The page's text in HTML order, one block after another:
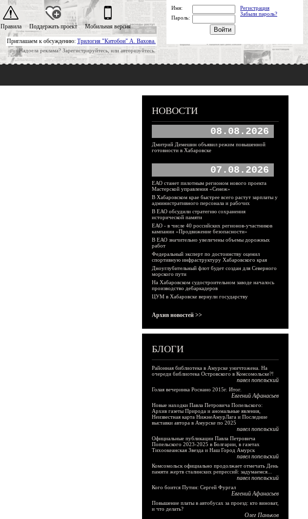
Приглашаем к обсуждению: Трилогия "Китобои" А. Вахова.
Надоела реклама? Зарегистрируйтесь, или авторизуйтесь.
Правила Поддержать проект Мобильная версия
Имя:
Регистрация
Забыли пароль?
Пароль:
НОВОСТИ
08.08.2026
Дмитрий Демешин объявил режим повышенной
готовности в Хабаровске
07.08.2026
ЕАО станет пилотным регионом нового проекта
Мастерской управления «Сенеж»
В Хабаровском крае быстрее всего растут зарплаты у
административного персонала и рабочих
В ЕАО обсудили стратегию сохранения
исторической памяти
ЕАО - в числе 40 российских регионов-участников
кампании «Продвижение безопасности»
В ЕАО значительно увеличены объемы дорожных
работ
Федеральный эксперт по достоинству оценил
спортивную инфраструктуру Хабаровского края
Дноуглубительный флот будет создан для Северного
морского пути
На Хабаровском судостроительном заводе началось
производство дебаркадеров
ЦУМ в Хабаровске вернули государству
Архив новостей >>
БЛОГИ
Районная библиотека в Амурске уничтожена. На
очереди библиотека Островского в Комсомольске?!
павел попельский
Голая вечеринка Роснано 2015г. Итог.
Евгений Афанасьев
Новые находки Павла Петровича Попельского:
Архив газеты Природа и аномальные явления,
Неизвестная карта НижнеАмурЛага и Последние
выставки автора в Амурске по 2025
павел попельский
Официальные публикации Павла Петровича
Попельского 2023-2025 в Болгарии, в газетах
Тихоокеанская Звезда и Наш Город Амурск
павел попельский
Комсомольск официально продолжает отмечать День
памяти жертв сталинских репрессий: задумаемся...
павел попельский
Кого боится Путин: Сергей Фургал
Евгений Афанасьев
Повышение платы в автобусах за проезд: кто виноват,
и что делать?
Олег Паньков